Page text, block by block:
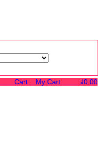
Cart My Cart ₫0.00